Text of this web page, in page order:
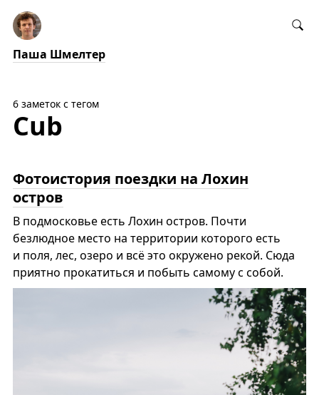
Паша Шмелтер
6 заметок с тегом
Cub
Фотоистория поездки на Лохин
остров
В подмосковье есть Лохин остров. Почти
безлюдное место на территории которого есть
и поля, лес, озеро и всё это окружено рекой. Сюда
приятно прокатиться и побыть самому с собой.